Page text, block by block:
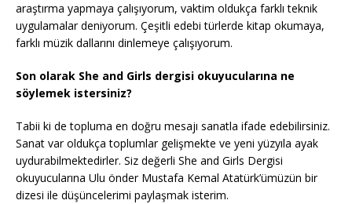
araştırma yapmaya çalışıyorum, vaktim oldukça farklı teknik
uygulamalar deniyorum. Çeşitli edebi türlerde kitap okumaya,
farklı müzik dallarını dinlemeye çalışıyorum.
Son olarak She and Girls dergisi okuyucularına ne
söylemek istersiniz?
Tabii ki de topluma en doğru mesajı sanatla ifade edebilirsiniz.
Sanat var oldukça toplumlar gelişmekte ve yeni yüzyıla ayak
uydurabilmektedirler. Siz değerli She and Girls Dergisi
okuyucularına Ulu önder Mustafa Kemal Atatürk’ümüzün bir
dizesi ile düşüncelerimi paylaşmak isterim.